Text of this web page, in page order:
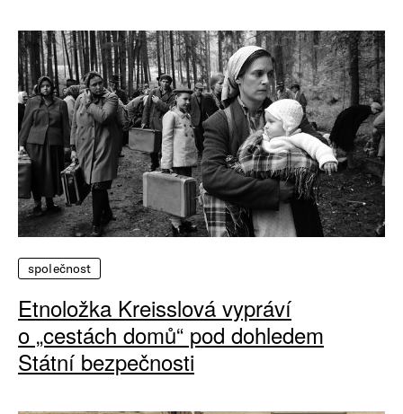
společnost
Etnoložka Kreisslová vypráví
o „cestách domů“ pod dohledem
Státní bezpečnosti